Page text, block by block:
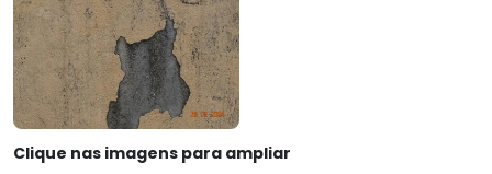
Clique nas imagens para ampliar